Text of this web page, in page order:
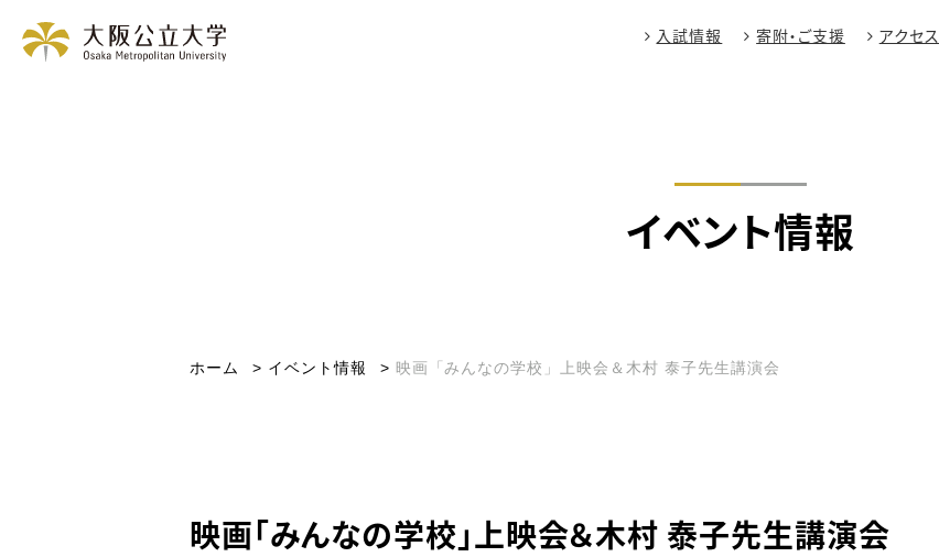
入試情報 寄附・ご支援 アクセス
イベント情報
ホーム イベント情報 映画「みんなの学校」上映会＆木村 泰子先生講演会
映画「みんなの学校」上映会＆木村 泰子先生講演会